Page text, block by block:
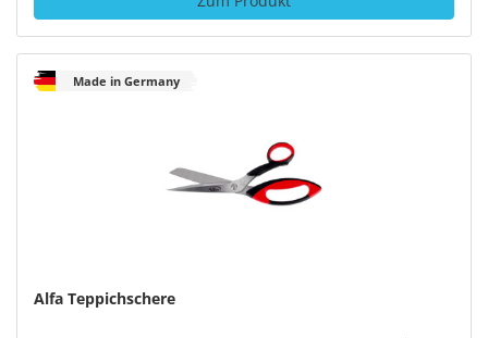
Made in Germany
Alfa Teppichschere